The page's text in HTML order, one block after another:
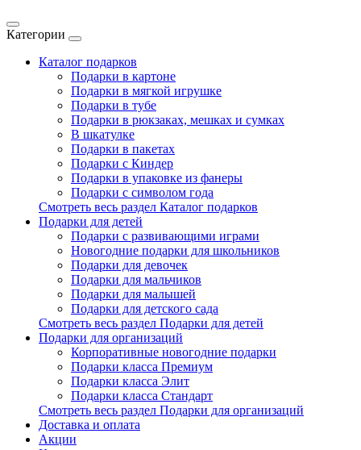
Категории
Каталог подарков
Подарки в картоне
Подарки в мягкой игрушке
Подарки в тубе
Подарки в рюкзаках, мешках и сумках
В шкатулке
Подарки в пакетах
Подарки с Киндер
Подарки в упаковке из фанеры
Подарки с символом года
Смотреть весь раздел Каталог подарков
Подарки для детей
Подарки с развивающими играми
Новогодние подарки для школьников
Подарки для девочек
Подарки для мальчиков
Подарки для малышей
Подарки для детского сада
Смотреть весь раздел Подарки для детей
Подарки для организаций
Корпоративные новогодние подарки
Подарки класса Премиум
Подарки класса Элит
Подарки класса Стандарт
Смотреть весь раздел Подарки для организаций
Доставка и оплата
Акции